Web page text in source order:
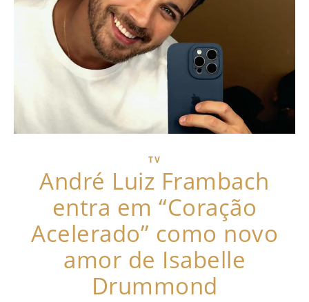
TV
André Luiz Frambach
entra em “Coração
Acelerado” como novo
amor de Isabelle
Drummond